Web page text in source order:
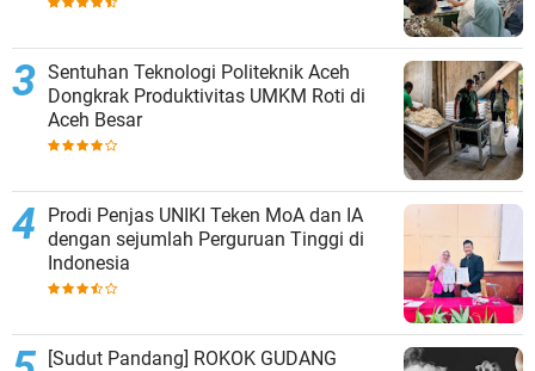
Sentuhan Teknologi Politeknik Aceh
Dongkrak Produktivitas UMKM Roti di
Aceh Besar
Prodi Penjas UNIKI Teken MoA dan IA
dengan sejumlah Perguruan Tinggi di
Indonesia
[Sudut Pandang] ROKOK GUDANG